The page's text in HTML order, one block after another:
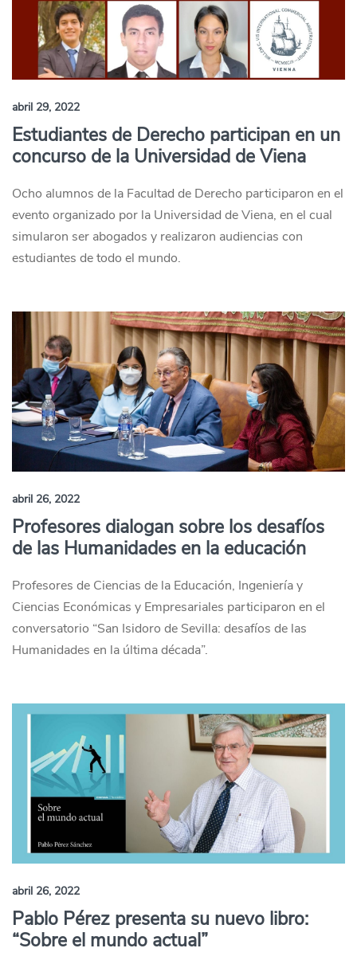
abril 29, 2022
Estudiantes de Derecho participan en un
concurso de la Universidad de Viena
Ocho alumnos de la Facultad de Derecho participaron en el
evento organizado por la Universidad de Viena, en el cual
simularon ser abogados y realizaron audiencias con
estudiantes de todo el mundo.
abril 26, 2022
Profesores dialogan sobre los desafíos
de las Humanidades en la educación
Profesores de Ciencias de la Educación, Ingeniería y
Ciencias Económicas y Empresariales participaron en el
conversatorio “San Isidoro de Sevilla: desafíos de las
Humanidades en la última década”.
abril 26, 2022
Pablo Pérez presenta su nuevo libro:
“Sobre el mundo actual”